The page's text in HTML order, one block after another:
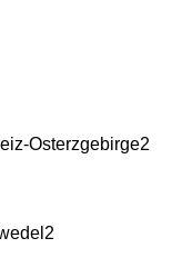
Osterzgebirge2
2